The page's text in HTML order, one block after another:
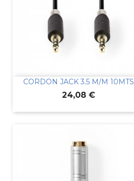
CORDON JACK 3.5 M/M 10MTS
Prix
24,08 €